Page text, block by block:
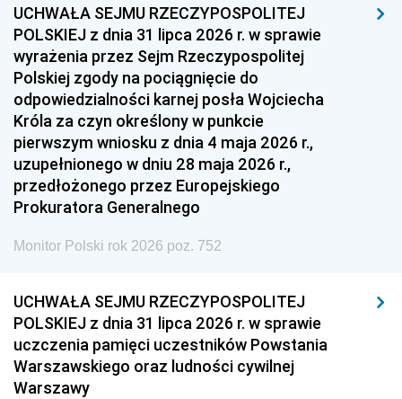
UCHWAŁA SEJMU RZECZYPOSPOLITEJ
POLSKIEJ z dnia 31 lipca 2026 r. w sprawie
wyrażenia przez Sejm Rzeczypospolitej
Polskiej zgody na pociągnięcie do
odpowiedzialności karnej posła Wojciecha
Króla za czyn określony w punkcie
pierwszym wniosku z dnia 4 maja 2026 r.,
uzupełnionego w dniu 28 maja 2026 r.,
przedłożonego przez Europejskiego
Prokuratora Generalnego
Monitor Polski rok 2026 poz. 752
UCHWAŁA SEJMU RZECZYPOSPOLITEJ
POLSKIEJ z dnia 31 lipca 2026 r. w sprawie
uczczenia pamięci uczestników Powstania
Warszawskiego oraz ludności cywilnej
Warszawy